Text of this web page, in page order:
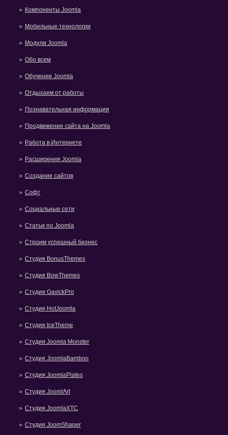
Компоненты Joomla
Мобильные технологии
Модули Joomla
Обо всем
Обучение Joomla
Отдыхаем от работы
Познавательная информация
Продвижение сайта на Joomla
Работа в Интернете
Расширения Joomla
Создание сайтов
Софт
Социальные сети
Статьи по Joomla
Строим успешный бизнес
Студия BonusThemes
Студия BowThemes
Студия GavickPro
Студия HotJoomla
Студия IceTheme
Студия Joomla Monster
Студия JoomlaBamboo
Студия JoomlaPlates
Студия JoomlArt
Студия JoomlaXTC
Студия JoomShaper